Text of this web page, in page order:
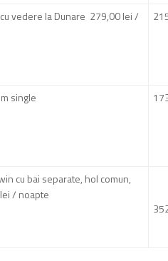
vedere la Dunare 279,00 lei /
single
cu bai separate, hol comun,
/ noapte